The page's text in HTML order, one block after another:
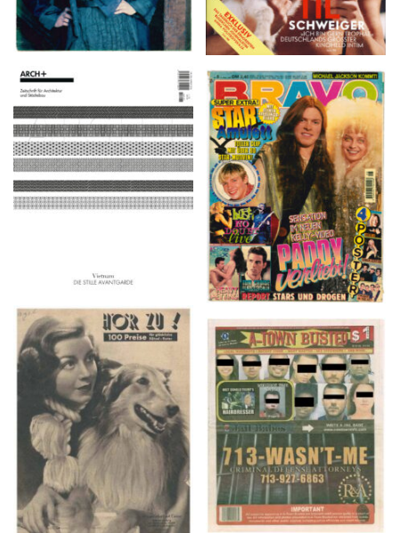
ARCH+ Nr. 226, Herbst
2016
BRAVO – Nr. 8, 13. Febr.
1997
HÖR ZU! – 1949,
NUMMER 10, Woche
vom 27. Februar bis 05.
März
A-TOWN BUSTED –
8/15/16–9/1/16